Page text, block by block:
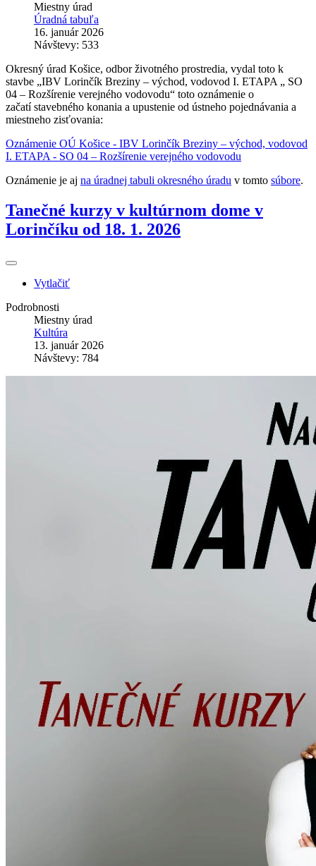
Miestny úrad
Úradná tabuľa
16. január 2026
Návštevy: 533
Okresný úrad Košice, odbor životného prostredia, vydal toto k
stavbe „IBV Lorinčík Breziny – východ, vodovod I. ETAPA „ SO
04 – Rozšírenie verejného vodovodu“ toto oznámenie o
začatí stavebného konania a upustenie od ústneho pojednávania a
miestneho zisťovania:
Oznámenie OÚ Košice - IBV Lorinčík Breziny – východ, vodovod
I. ETAPA - SO 04 – Rozšírenie verejného vodovodu
Oznámenie je aj na úradnej tabuli okresného úradu v tomto súbore.
Tanečné kurzy v kultúrnom dome v
Lorinčíku od 18. 1. 2026
Vytlačiť
Podrobnosti
Miestny úrad
Kultúra
13. január 2026
Návštevy: 784